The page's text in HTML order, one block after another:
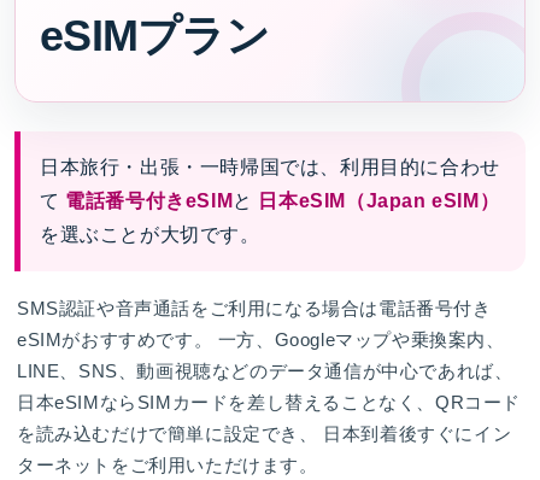
eSIMプラン
日本旅行・出張・一時帰国では、利用目的に合わせ
て 電話番号付きeSIM と
日本eSIM（Japan eSIM）
を選ぶことが大切です。
SMS認証や音声通話をご利用になる場合は電話番号付き
eSIMがおすすめです。 一方、Googleマップや乗換案内、
LINE、SNS、動画視聴などのデータ通信が中心であれば、
日本eSIMならSIMカードを差し替えることなく、QRコード
を読み込むだけで簡単に設定でき、 日本到着後すぐにイン
ターネットをご利用いただけます。